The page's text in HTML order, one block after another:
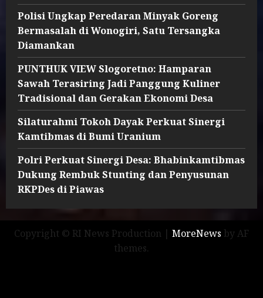
Polisi Ungkap Peredaran Minyak Goreng
Bermasalah di Wonogiri, Satu Tersangka
Diamankan
PUNTHUK VIEW Slogoretno: Hamparan
Sawah Terasiring Jadi Panggung Kuliner
Tradisional dan Gerakan Ekonomi Desa
Silaturahmi Tokoh Dayak Perkuat Sinergi
Kamtibmas di Bumi Uranium
Polri Perkuat Sinergi Desa: Bhabinkamtibmas
Dukung Rembuk Stunting dan Penyusunan
RKPDes di Piawas
Copyright © RI News Production | MoreNews by AF
themes.